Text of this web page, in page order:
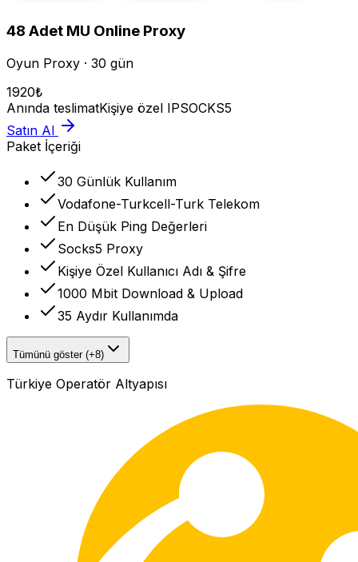
48 Adet MU Online Proxy
Oyun Proxy · 30 gün
1920₺
Anında teslimatKişiye özel IPSOCKS5
Satın Al
Paket İçeriği
30 Günlük Kullanım
Vodafone-Turkcell-Turk Telekom
En Düşük Ping Değerleri
Socks5 Proxy
Kişiye Özel Kullanıcı Adı & Şifre
1000 Mbit Download & Upload
35 Aydır Kullanımda
Tümünü göster (+8)
Türkiye Operatör Altyapısı